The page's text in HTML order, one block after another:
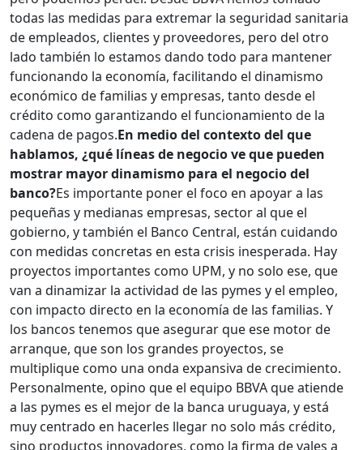
todas las medidas para extremar la seguridad sanitaria
de empleados, clientes y proveedores, pero del otro
lado también lo estamos dando todo para mantener
funcionando la economía, facilitando el dinamismo
económico de familias y empresas, tanto desde el
crédito como garantizando el funcionamiento de la
cadena de pagos.En medio del contexto del que
hablamos, ¿qué líneas de negocio ve que pueden
mostrar mayor dinamismo para el negocio del
banco?Es importante poner el foco en apoyar a las
pequeñas y medianas empresas, sector al que el
gobierno, y también el Banco Central, están cuidando
con medidas concretas en esta crisis inesperada. Hay
proyectos importantes como UPM, y no solo ese, que
van a dinamizar la actividad de las pymes y el empleo,
con impacto directo en la economía de las familias. Y
los bancos tenemos que asegurar que ese motor de
arranque, que son los grandes proyectos, se
multiplique como una onda expansiva de crecimiento.
Personalmente, opino que el equipo BBVA que atiende
a las pymes es el mejor de la banca uruguaya, y está
muy centrado en hacerles llegar no solo más crédito,
sino productos innovadores, como la firma de vales a